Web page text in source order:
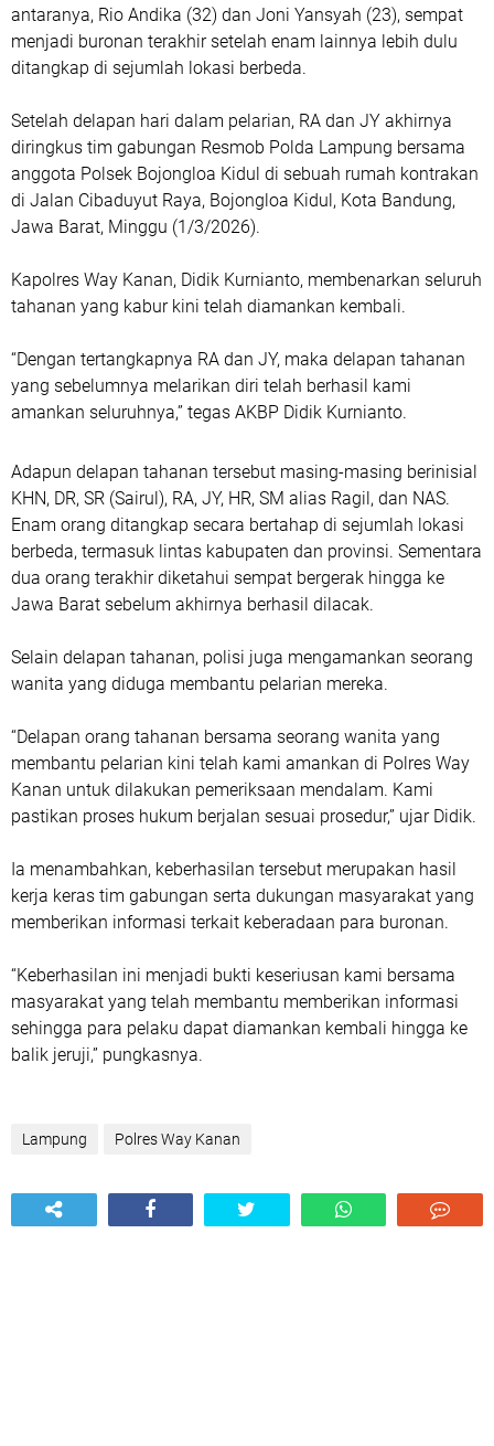
antaranya, Rio Andika (32) dan Joni Yansyah (23), sempat
menjadi buronan terakhir setelah enam lainnya lebih dulu
ditangkap di sejumlah lokasi berbeda.
Setelah delapan hari dalam pelarian, RA dan JY akhirnya
diringkus tim gabungan Resmob Polda Lampung bersama
anggota Polsek Bojongloa Kidul di sebuah rumah kontrakan
di Jalan Cibaduyut Raya, Bojongloa Kidul, Kota Bandung,
Jawa Barat, Minggu (1/3/2026).
Kapolres Way Kanan, Didik Kurnianto, membenarkan seluruh
tahanan yang kabur kini telah diamankan kembali.
“Dengan tertangkapnya RA dan JY, maka delapan tahanan
yang sebelumnya melarikan diri telah berhasil kami
amankan seluruhnya,” tegas AKBP Didik Kurnianto.
Adapun delapan tahanan tersebut masing-masing berinisial
KHN, DR, SR (Sairul), RA, JY, HR, SM alias Ragil, dan NAS.
Enam orang ditangkap secara bertahap di sejumlah lokasi
berbeda, termasuk lintas kabupaten dan provinsi. Sementara
dua orang terakhir diketahui sempat bergerak hingga ke
Jawa Barat sebelum akhirnya berhasil dilacak.
Selain delapan tahanan, polisi juga mengamankan seorang
wanita yang diduga membantu pelarian mereka.
“Delapan orang tahanan bersama seorang wanita yang
membantu pelarian kini telah kami amankan di Polres Way
Kanan untuk dilakukan pemeriksaan mendalam. Kami
pastikan proses hukum berjalan sesuai prosedur,” ujar Didik.
Ia menambahkan, keberhasilan tersebut merupakan hasil
kerja keras tim gabungan serta dukungan masyarakat yang
memberikan informasi terkait keberadaan para buronan.
“Keberhasilan ini menjadi bukti keseriusan kami bersama
masyarakat yang telah membantu memberikan informasi
sehingga para pelaku dapat diamankan kembali hingga ke
balik jeruji,” pungkasnya.
Lampung Polres Way Kanan